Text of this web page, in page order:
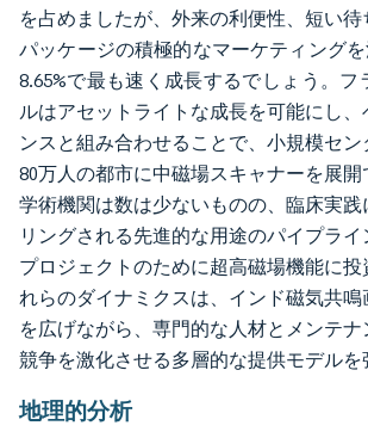
を占めましたが、外来の利便性、短い
パッケージの積極的なマーケティング
8.65%で最も速く成長するでしょう。
ルはアセットライトな成長を可能にし
ンスと組み合わせることで、小規模セン
80万人の都市に中磁場スキャナーを展開
学術機関は数は少ないものの、臨床実践
リングされる先進的な用途のパイプラ
プロジェクトのために超高磁場機能に投
れらのダイナミクスは、インド磁気共鳴
を広げながら、専門的な人材とメンテ
競争を激化させる多層的な提供モデルを
地理的分析